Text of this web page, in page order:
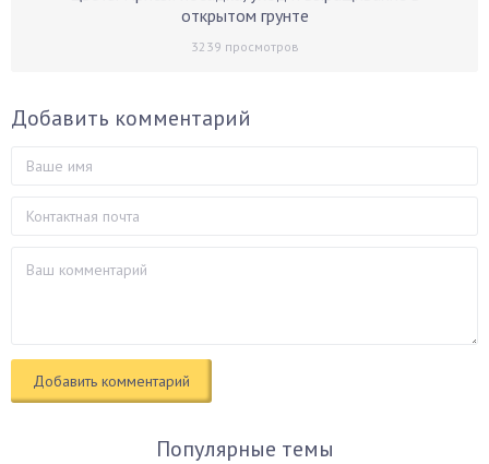
открытом грунте
3239 просмотров
Добавить комментарий
Популярные темы